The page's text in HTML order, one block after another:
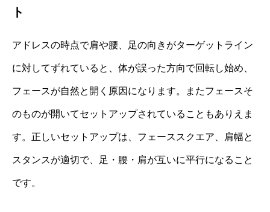
ト
アドレスの時点で肩や腰、足の向きがターゲットライン
に対してずれていると、体が誤った方向で回転し始め、
フェースが自然と開く原因になります。またフェースそ
のものが開いてセットアップされていることもありえま
す。正しいセットアップは、フェーススクエア、肩幅と
スタンスが適切で、足・腰・肩が互いに平行になること
です。